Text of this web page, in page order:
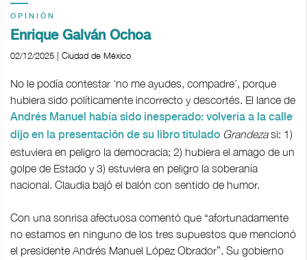
OPINIÓN
Enrique Galván Ochoa
02/12/2025 | Ciudad de México
No le podía contestar ‘no me ayudes, compadre’, porque
hubiera sido políticamente incorrecto y descortés. El lance de
Andrés Manuel había sido inesperado: volvería a la calle
dijo en la presentación de su libro titulado Grandezasi: 1)
estuviera en peligro la democracia; 2) hubiera el amago de un
golpe de Estado y 3) estuviera en peligro la soberanía
nacional. Claudia bajó el balón con sentido de humor.
Con una sonrisa afectuosa comentó que “afortunadamente
no estamos en ninguno de los tres supuestos que mencionó
el presidente Andrés Manuel López Obrador”. Su gobierno